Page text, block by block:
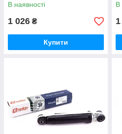
В наявності
1 026 ₴
Купити
В